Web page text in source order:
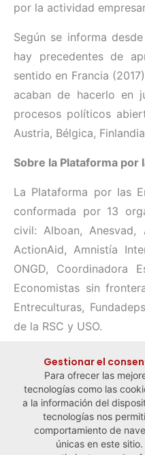
por la actividad
Según se informa
hay precedentes de
sentido en Francia
acaban de hacerlo en
procesos políticos
Austria, Bélgica,
Sobre la Plataforma por
La Plataforma por las
conformada por 13
civil: Alboan,
ActionAid, Amnistía
ONGD, Coordinadora
Economistas sin
Entreculturas,
de la RSC y USO.
← Noticia anterior
Gestionar el
Para ofrecer las
tecnologías como las
a la información del
tecnologías nos
comportamiento de
únicas en este